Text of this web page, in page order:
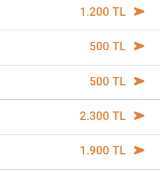
1.200 TL
500 TL
500 TL
2.300 TL
1.900 TL